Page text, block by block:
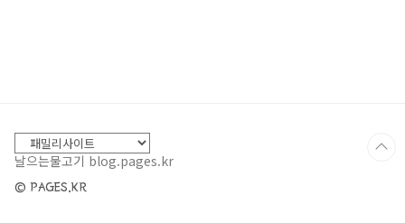
날으는물고기 blog.pages.kr
© PAGES.KR